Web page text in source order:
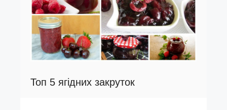
Топ 5 ягідних закруток